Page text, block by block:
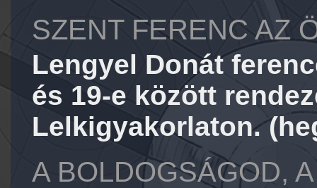
SZENT FERENC AZ
Lengyel Donát
és 19-e között
Lelkigyakorlaton.
A BOLDOGSÁGOD,